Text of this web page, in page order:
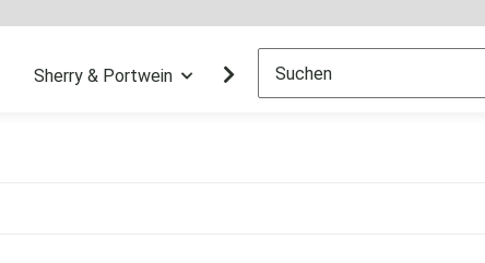
Sherry & Portwein Sekt & Champagner